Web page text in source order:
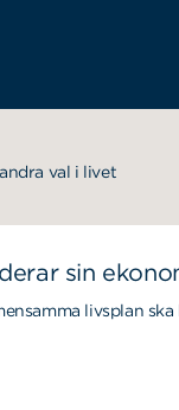
val i livet
livsplan